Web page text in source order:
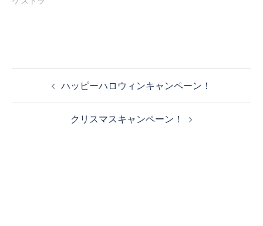
ハッピーハロウィンキャンペーン！
クリスマスキャンペーン！